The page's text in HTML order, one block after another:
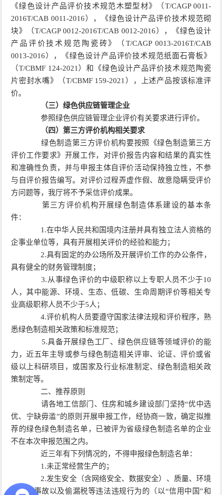
《绿色设计产品评价技术规范木塑型材》（T/CAGP 0011-
2016T/CAB 0011-2016），《绿色设计产品评价技术规范砌
块》（T/CAGP 0012-2016T/CAB 0012-2016），《绿色设计
产品评价技术规范陶瓷砖》（T/CAGP 0013-2016T/CAB
0013-2016），《绿色设计产品评价技术规范纸面石膏板》
（T/CBMF 124-2021）和《绿色设计产品评价技术规范陶瓷
片密封水嘴》（T/CBMF 159-2021），上述产品按该标准评
价。
（三）绿色供应链管理企业
参照绿色供应链管理企业评价有关要求进行评价。
（四）第三方评价机构相关要求
绿色制造第三方评价机构要按照《绿色制造第三方
评价工作要求》开展工作，对评价报告内容和结果的真实性
和准确性负责，并与申报主体自评价活动保持独立性，不参
与自评价报告编写。对评价过程弄虚作假、故意隐瞒受评价
方问题等，我厅将不予采信评价成果。
第三方评价机构开展绿色制造体系建设的基本条
件：
1.在中华人民共和国境内注册并具有独立法人资格的
企事业单位等，具有开展相关评价的经验和能力；
2.具有固定的办公场所及开展评价工作的办公条件，
具有健全的财务管理制度；
3.从事绿色评价的中级职称以上专职人员不少于10
人，其中能源、环境、生态、低碳、生命周期评价等相关专
业高级职称人员不少于5人；
4.评价机构人员要遵守国家法律法规和评价程序，熟
悉绿色制造相关政策和标准规范；
5.具备开展绿色工厂、绿色供应链等领域评价的能
力，近五年主导或参与绿色制造相关评审、论证、评价或省
级以上科研项目，或国家及行业标准制定、绿色制造相关政
策制定等。
二、推荐原则
请各地工信部门、住房和城乡建设部门坚持“优中选
优、宁缺毋滥”的原则开展申报工作，经协商一致，确定拟推
荐的绿色绿色制造名单，已被评为省级绿色制造名单的企业
不在本次申报范围之内。
近三年有下列情况的，不得申报绿色制造名单：
1.未正常经营生产的；
2.发生安全（含网络安全、数据安全）、质量、环境
污染等事故以及偷漏税等违法违规行为的（以“信用中国”和